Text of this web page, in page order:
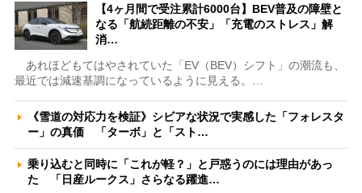
【4ヶ月間で受注累計6000台】BEV普及の障壁と
なる「航続距離の不安」「充電のストレス」解
消…
あれほどもてはやされていた「EV（BEV）シフト」の潮流も、
最近では減速基調になっているように見える。…
《雪道の対応力を検証》シビアな状況で実感した「フォレスタ
ー」の真価 「ターボ」と「スト…
乗り込むと同時に「これが軽？」と戸惑うのには理由があっ
た 「日産ルークス」さらなる躍進…